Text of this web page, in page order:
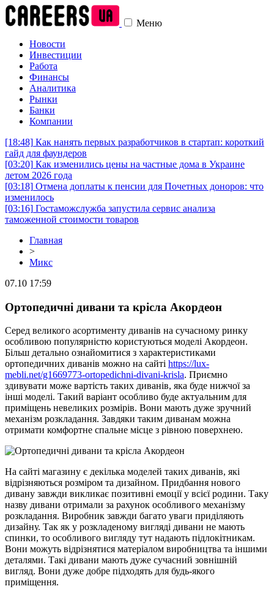
Меню
Новости
Инвестиции
Работа
Финансы
Аналитика
Рынки
Банки
Компании
[18:48] Как нанять первых разработчиков в стартап: короткий
гайд для фаундеров
[03:20] Как изменились цены на частные дома в Украине
летом 2026 года
[03:18] Отмена доплаты к пенсии для Почетных доноров: что
изменилось
[03:16] Гостаможслужба запустила сервис анализа
таможенной стоимости товаров
Главная
>
Микс
07.10 17:59
Ортопедичні дивани та крісла Акордеон
Серед великого асортименту диванів на сучасному ринку
особливою популярністю користуються моделі Акордеон.
Більш детально ознайомитися з характеристиками
ортопедичних диванів можно на сайті https://lux-
mebli.net/g1669773-ortopedichni-divani-krisla. Приємно
здивувати може вартість таких диванів, яка буде нижчої за
інші моделі. Такий варіант особливо буде актуальним для
приміщень невеликих розмірів. Вони мають дуже зручний
механізм розкладання. Завдяки таким диванам можна
отримати комфортне спальне місце з рівною поверхнею.
На сайті магазину є декілька моделей таких диванів, які
відрізняються розміром та дизайном. Придбання нового
дивану завжди викликає позитивні емоції у всієї родини. Таку
назву дивани отримали за рахунок особливого механізму
розкладання. Виробник завжди багато уваги приділяють
дизайну. Так як у розкладеному вигляді дивани не мають
спинки, то особливого вигляду тут надають підлокітникам.
Вони можуть відрізнятися матеріалом виробництва та іншими
деталями. Такі дивани мають дуже сучасний зовнішній
вигляд. Вони дуже добре підходять для будь-якого
приміщення.